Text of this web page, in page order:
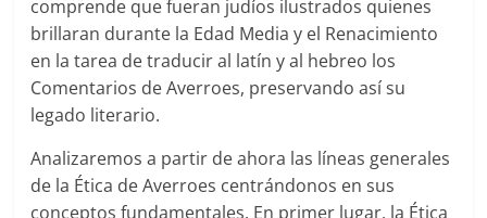
comprende que fueran judíos ilustrados quienes
brillaran durante la Edad Media y el Renacimiento
en la tarea de traducir al latín y al hebreo los
Comentarios de Averroes, preservando así su
legado literario.
Analizaremos a partir de ahora las líneas generales
de la Ética de Averroes centrándonos en sus
conceptos fundamentales. En primer lugar, la Ética